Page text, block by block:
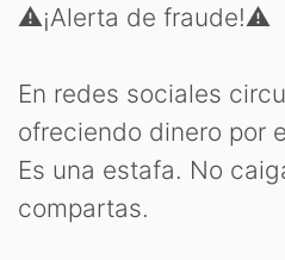
⚠️¡Alerta de fraude!⚠️
En redes sociales
ofreciendo dinero por
Es una estafa. No
compartas.